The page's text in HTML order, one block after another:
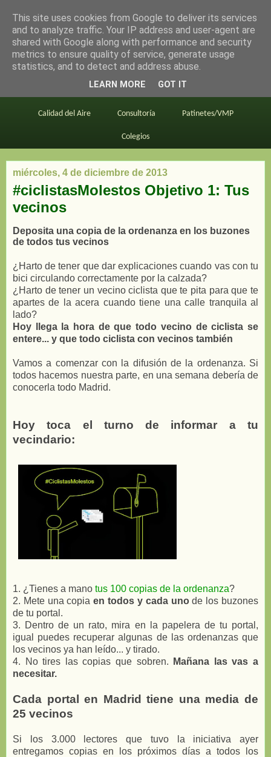
en bici por madrid
Este blog BiciMAD Primeros consejos
Calidad del Aire Consultoría Patinetes/VMP
Colegios
miércoles, 4 de diciembre de 2013
#ciclistasMolestos Objetivo 1: Tus
vecinos
Deposita una copia de la ordenanza en los buzones
de todos tus vecinos
¿Harto de tener que dar explicaciones cuando vas con tu
bici circulando correctamente por la calzada?
¿Harto de tener un vecino ciclista que te pita para que te
apartes de la acera cuando tiene una calle tranquila al
lado?
Hoy llega la hora de que todo vecino de ciclista se
entere... y que todo ciclista con vecinos también
Vamos a comenzar con la difusión de la ordenanza. Si
todos hacemos nuestra parte, en una semana debería de
conocerla todo Madrid.
Hoy toca el turno de informar a tu
vecindario:
1. ¿Tienes a mano tus 100 copias de la ordenanza?
2. Mete una copiaen todos y cada unode los buzones
de tu portal.
3. Dentro de un rato, mira en la papelera de tu portal,
igual puedes recuperar algunas de las ordenanzas que
los vecinos ya han leído... y tirado.
4. No tires las copias que sobren.
Mañana las vas a
necesitar.
Cada portal en Madrid tiene una media de
25 vecinos
Si los 3.000 lectores que tuvo la iniciativa ayer
entregamos copias en los próximos días a todos los
This site uses cookies from Google to deliver its services
and to analyze traffic. Your IP address and user-agent are
shared with Google along with performance and security
metrics to ensure quality of service, generate usage
statistics, and to detect and address abuse.
LEARN MORE GOT IT